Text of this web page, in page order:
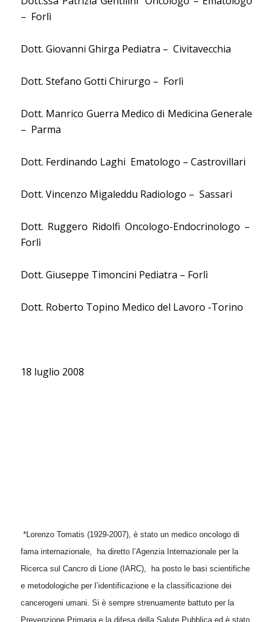
– Forlì
Dott. Giovanni Ghirga Pediatra – Civitavecchia
Dott. Stefano Gotti Chirurgo – Forlì
Dott. Manrico Guerra Medico di Medicina Generale
– Parma
Dott. Ferdinando Laghi Ematologo – Castrovillari
Dott. Vincenzo Migaleddu Radiologo – Sassari
Dott. Ruggero Ridolfi Oncologo-Endocrinologo –
Forlì
Dott. Giuseppe Timoncini Pediatra – Forlì
Dott. Roberto Topino Medico del Lavoro -Torino
18 luglio 2008
*Lorenzo Tomatis (1929-2007), è stato un medico oncologo di
fama internazionale,
ha diretto l’Agenzia Internazionale per la
Ricerca sul Cancro di Lione (IARC),
ha posto le basi scientifiche
e metodologiche per l’identificazione e la classificazione dei
cancerogeni umani. Si è sempre strenuamente battuto per la
Prevenzione Primaria e la difesa della Salute Pubblica ed è stato